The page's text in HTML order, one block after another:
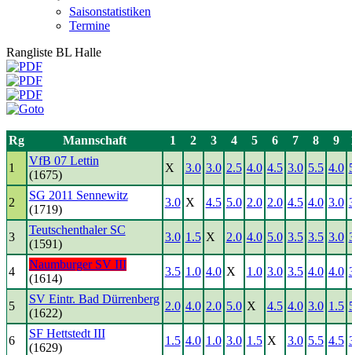
Saisonstatistiken
Termine
Rangliste BL Halle
Rg Mannschaft 1 2 3 4 5 6 7 8 9
1
VfB 07 Lettin
(1675)
X 3.0 3.0 2.5 4.0 4.5 3.0 5.5 4.0
2
SG 2011 Sennewitz
(1719)
3.0 X 4.5 5.0 2.0 2.0 4.5 4.0 3.0
3
Teutschenthaler SC
(1591)
3.0 1.5 X 2.0 4.0 5.0 3.5 3.5 3.0
4
Naumburger SV III
(1614)
3.5 1.0 4.0 X 1.0 3.0 3.5 4.0 4.0
5
SV Eintr. Bad Dürrenberg
(1622)
2.0 4.0 2.0 5.0 X 4.5 4.0 3.0 1.5
6
SF Hettstedt III
(1629)
1.5 4.0 1.0 3.0 1.5 X 3.0 5.5 4.5